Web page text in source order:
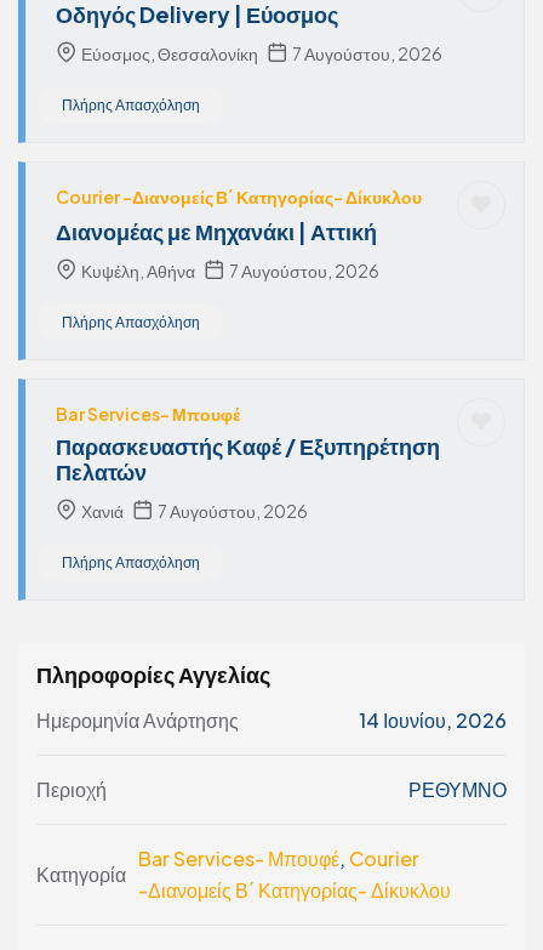
Οδηγός Delivery | Εύοσμος
Εύοσμος, Θεσσαλονίκη 7 Αυγούστου, 2026
Πλήρης Απασχόληση
Courier -Διανομείς Β΄ Κατηγορίας- Δίκυκλου
Διανομέας με Μηχανάκι | Αττική
Κυψέλη, Αθήνα 7 Αυγούστου, 2026
Πλήρης Απασχόληση
Bar Services- Μπουφέ
Παρασκευαστής Καφέ / Εξυπηρέτηση
Πελατών
Χανιά 7 Αυγούστου, 2026
Πλήρης Απασχόληση
Πληροφορίες Αγγελίας
Ημερομηνία Ανάρτησης 14 Ιουνίου, 2026
Περιοχή ΡΕΘΥΜΝΟ
Κατηγορία
Bar Services- Μπουφέ, Courier
-Διανομείς Β΄ Κατηγορίας- Δίκυκλου